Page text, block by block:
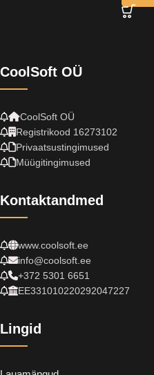
CoolSoft OÜ
CoolSoft OÜ
Registrikood 16273102
Privaatsustingimused
Müügitingimused
Kontaktandmed
www.coolsoft.ee
info@coolsoft.ee
+372 5301 6651
EE331010220292047227
Lingid